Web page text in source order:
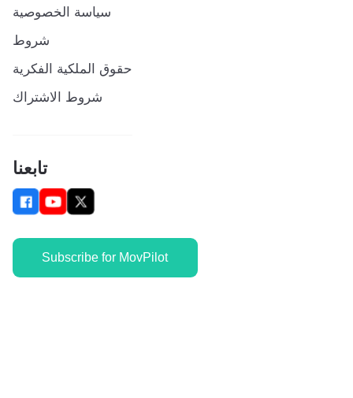
سياسة الخصوصية
شروط
حقوق الملكية الفكرية
شروط الاشتراك
تابعنا
Subscribe for MovPilot